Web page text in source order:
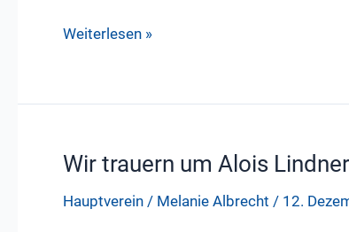
Mitgliedschaft
und
–
Info
Weiterlesen »
Wir trauern um Alois Lindner
Hauptverein / Melanie Albrecht / 12.